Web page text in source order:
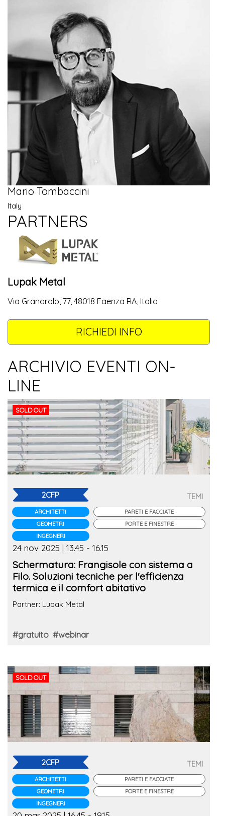
Mario Tombaccini
Italy
PARTNERS
Lupak Metal
Via Granarolo, 77, 48018 Faenza RA, Italia
RICHIEDI INFO
ARCHIVIO EVENTI ON-
LINE
SOLD OUT
2CFP
ARCHITETTI
GEOMETRI
INGEGNERI
TEMI
PARETI E FACCIATE
PORTE E FINESTRE
24 nov 2025 | 13.45 - 16.15
Schermatura: Frangisole con sistema a
Filo. Soluzioni tecniche per l'efficienza
termica e il comfort abitativo
Partner: Lupak Metal
#gratuito #webinar
SOLD OUT
2CFP
ARCHITETTI
GEOMETRI
INGEGNERI
TEMI
PARETI E FACCIATE
PORTE E FINESTRE